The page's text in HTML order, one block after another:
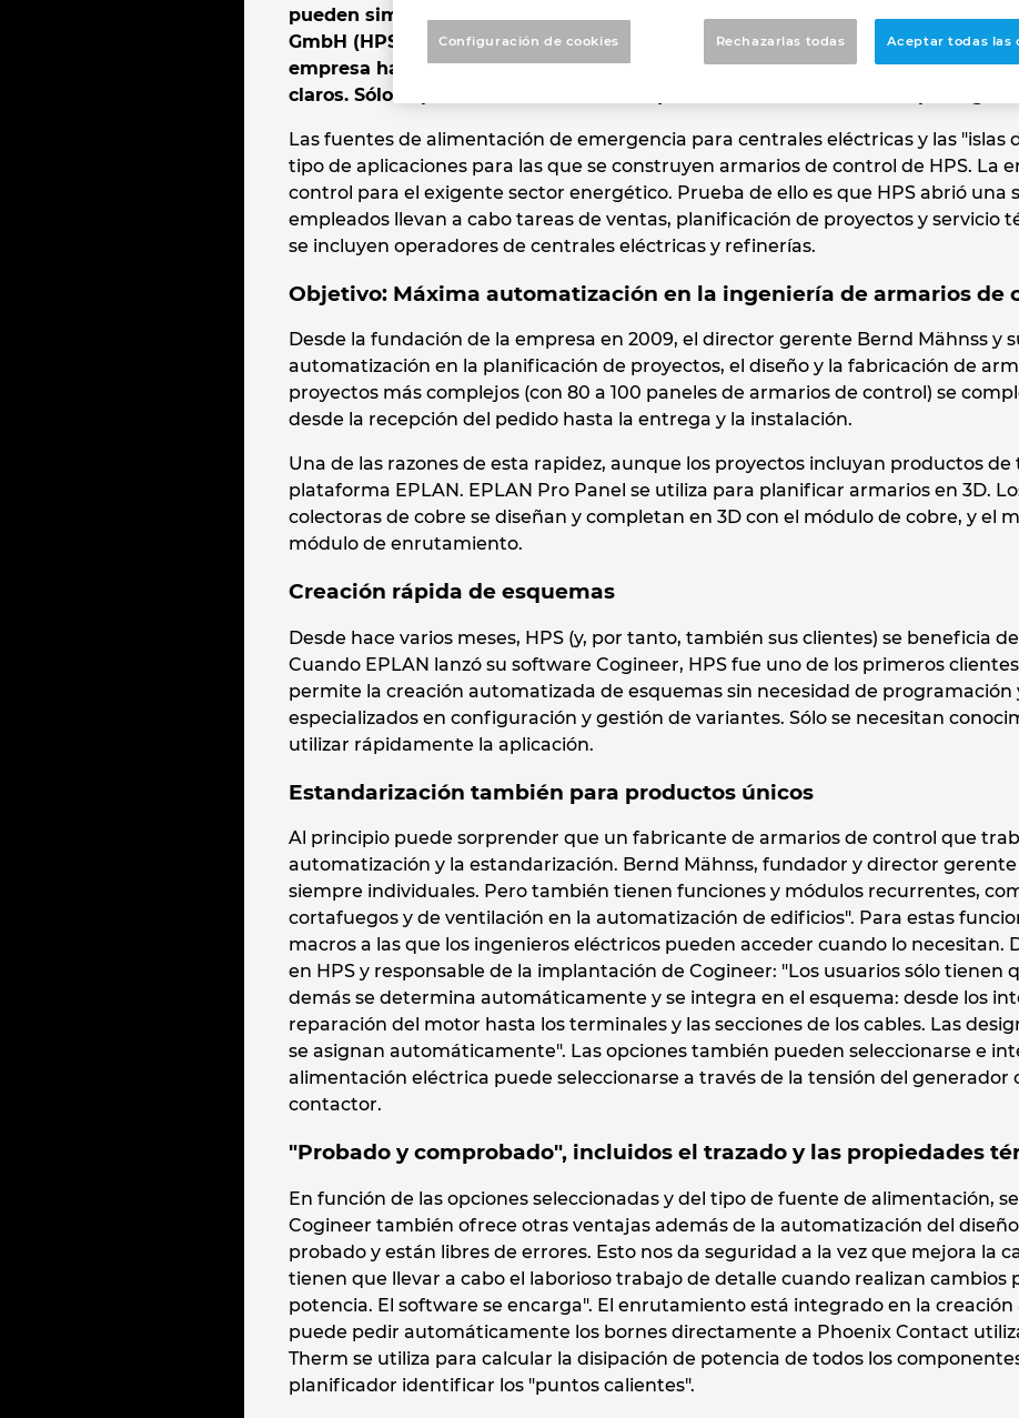
pueden simplificarse. Pero, ¿cuánto tiempo se puede ahorrar realmente en
GmbH (HPS) automatizó su ingeniería de armarios de control en varios
empresa ha realizado una comparación "antes y después" para registrar el
claros. Sólo la planificación eléctrica requiere ahora el 20% del tiempo original.
Las fuentes de alimentación de emergencia para centrales eléctricas y las "islas
tipo de aplicaciones para las que se construyen armarios de control de HPS. La
control para el exigente sector energético. Prueba de ello es que HPS abrió una
empleados llevan a cabo tareas de ventas, planificación de proyectos y servicio
se incluyen operadores de centrales eléctricas y refinerías.
Objetivo: Máxima automatización en la ingeniería de armarios de
Desde la fundación de la empresa en 2009, el director gerente Bernd Mähnss y
automatización en la planificación de proyectos, el diseño y la fabricación de
proyectos más complejos (con 80 a 100 paneles de armarios de control) se
desde la recepción del pedido hasta la entrega y la instalación.
Una de las razones de esta rapidez, aunque los proyectos incluyan productos
plataforma EPLAN. EPLAN Pro Panel se utiliza para planificar armarios en 3D.
colectoras de cobre se diseñan y completan en 3D con el módulo de cobre, y el
módulo de enrutamiento.
Creación rápida de esquemas
Desde hace varios meses, HPS (y, por tanto, también sus clientes) se beneficia
Cuando EPLAN lanzó su software Cogineer, HPS fue uno de los primeros
permite la creación automatizada de esquemas sin necesidad de
especializados en configuración y gestión de variantes. Sólo se necesitan
utilizar rápidamente la aplicación.
Estandarización también para productos únicos
Al principio puede sorprender que un fabricante de armarios de control que
automatización y la estandarización. Bernd Mähnss, fundador y director
siempre individuales. Pero también tienen funciones y módulos recurrentes,
cortafuegos y de ventilación en la automatización de edificios". Para estas
macros a las que los ingenieros eléctricos pueden acceder cuando lo necesitan.
en HPS y responsable de la implantación de Cogineer: "Los usuarios sólo tienen
demás se determina automáticamente y se integra en el esquema: desde los
reparación del motor hasta los terminales y las secciones de los cables. Las
se asignan automáticamente". Las opciones también pueden seleccionarse e
alimentación eléctrica puede seleccionarse a través de la tensión del generador
contactor.
"Probado y comprobado", incluidos el trazado y las propiedades
En función de las opciones seleccionadas y del tipo de fuente de alimentación,
Cogineer también ofrece otras ventajas además de la automatización del
probado y están libres de errores. Esto nos da seguridad a la vez que mejora la
tienen que llevar a cabo el laborioso trabajo de detalle cuando realizan cambios
potencia. El software se encarga". El enrutamiento está integrado en la
puede pedir automáticamente los bornes directamente a Phoenix Contact
Therm se utiliza para calcular la disipación de potencia de todos los
planificador identificar los "puntos calientes".
Rechazarlas todas Aceptar todas las
Configuración de cookies